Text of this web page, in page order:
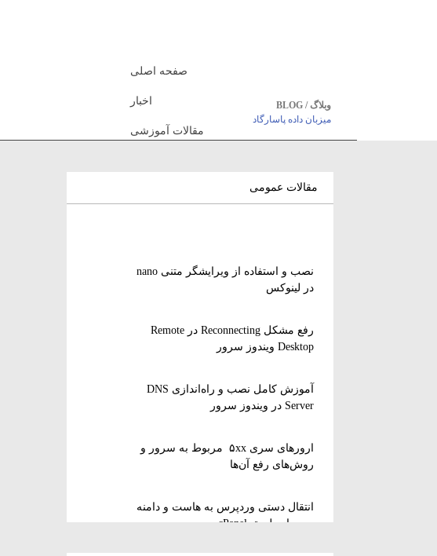
وبلاگ / BLOG
میزبان داده پاسارگاد
صفحه اصلی
اخبار
مقالات آموزشی
مقالات عمومی
نصب و استفاده از ویرایشگر متنی nano
در لینوکس
رفع مشکل Reconnecting در Remote
Desktop ویندوز سرور
آموزش کامل نصب و راه‌اندازی DNS
Server در ویندوز سرور
ارورهای سری ۵xx مربوط به سرور و
روش‌های رفع آن‌ها
انتقال دستی وردپرس به هاست و دامنه
جدید از طریق cPanel